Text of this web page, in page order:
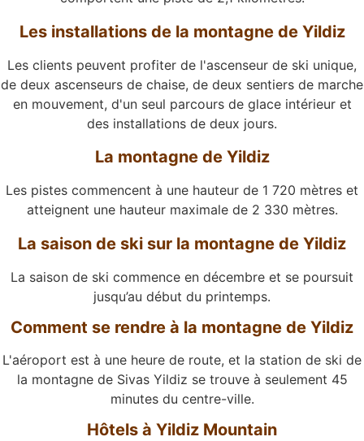
Les installations de la montagne de Yildiz
Les clients peuvent profiter de l'ascenseur de ski unique,
de deux ascenseurs de chaise, de deux sentiers de marche
en mouvement, d'un seul parcours de glace intérieur et
des installations de deux jours.
La montagne de Yildiz
Les pistes commencent à une hauteur de 1 720 mètres et
atteignent une hauteur maximale de 2 330 mètres.
La saison de ski sur la montagne de Yildiz
La saison de ski commence en décembre et se poursuit
jusqu’au début du printemps.
Comment se rendre à la montagne de Yildiz
L'aéroport est à une heure de route, et la station de ski de
la montagne de Sivas Yildiz se trouve à seulement 45
minutes du centre-ville.
Hôtels à Yildiz Mountain